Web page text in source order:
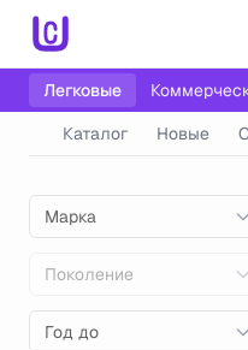
Легковые
Каталог
Новые
Марка
Поколение
Год до